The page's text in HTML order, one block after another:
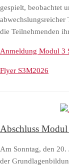
gespielt, beobachtet
abwechslungsreicher
die Teilnehmenden
Anmeldung Modul 3
Flyer S3M2026
Abschluss
Am Sonntag, den
der